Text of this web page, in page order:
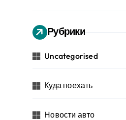
Рубрики
Uncategorised
Куда поехать
Новости авто